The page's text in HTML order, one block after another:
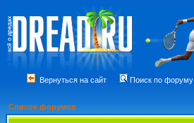
Вернуться на сайт Поиск по форуму
Список форумов